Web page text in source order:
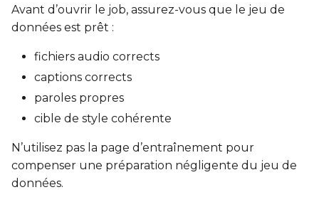
Avant d’ouvrir le job, assurez-vous que le jeu de
données est prêt :
fichiers audio corrects
captions corrects
paroles propres
cible de style cohérente
N’utilisez pas la page d’entraînement pour
compenser une préparation négligente du jeu de
données.